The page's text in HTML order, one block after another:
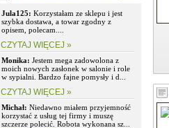
Jula125: Korzystałam ze sklepu i jest
szybka dostawa, a towar zgodny z
opisem, polecam....
CZYTAJ WIĘCEJ »
Monika: Jestem mega zadowolona z
moich nowych zasłonek w salonie i role
w sypialni. Bardzo fajne pomysły i d...
CZYTAJ WIĘCEJ »
Michał: Niedawno miałem przyjemność
korzystać z usług tej firmy i muszę
szczerze polecić. Robota wykonana sz...